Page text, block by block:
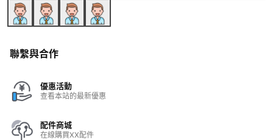
聯繫與合作
優惠活動
查看本站的最新優惠
配件商城
在線購買XX配件